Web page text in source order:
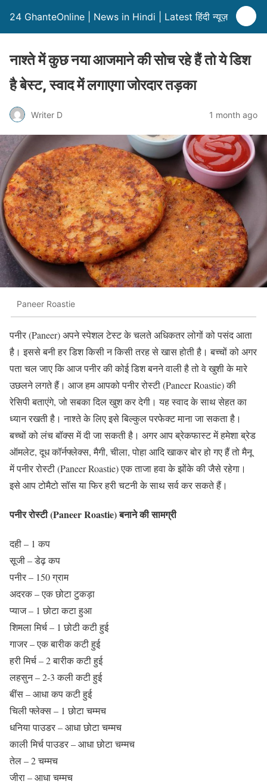
24 GhanteOnline | News in Hindi | Latest हिंदी न्यूज़
नाश्ते में कुछ नया आजमाने की सोच रहे हैं तो ये डिश
है बेस्ट, स्वाद में लगाएगा जोरदार तड़का
Writer D 1 month ago
Paneer Roastie
पनीर (Paneer) अपने स्पेशल टेस्ट के चलते अधिकतर लोगों को पसंद आता
है। इससे बनी हर डिश किसी न किसी तरह से खास होती है। बच्चों को अगर
पता चल जाए कि आज पनीर की कोई डिश बनने वाली है तो वे खुशी के मारे
उछलने लगते हैं। आज हम आपको पनीर रोस्टी (Paneer Roastie) की
रेसिपी बताएंगे, जो सबका दिल खुश कर देगी। यह स्वाद के साथ सेहत का
ध्यान रखती है। नाश्ते के लिए इसे बिल्कुल परफेक्ट माना जा सकता है।
बच्चों को लंच बॉक्स में दी जा सकती है। अगर आप ब्रेकफास्ट में हमेशा ब्रेड
ऑमलेट, दूध कॉर्नफ्लेक्स, मैगी, चीला, पोहा आदि खाकर बोर हो गए हैं तो मैनू
में पनीर रोस्टी (Paneer Roastie) एक ताजा हवा के झोंके की जैसे रहेगा।
इसे आप टोमैटो सॉस या फिर हरी चटनी के साथ सर्व कर सकते हैं।
पनीर रोस्टी (Paneer Roastie) बनाने की सामग्री
दही – 1 कप
सूजी – डेढ़ कप
पनीर – 150 ग्राम
अदरक – एक छोटा टुकड़ा
प्याज – 1 छोटा कटा हुआ
शिमला मिर्च – 1 छोटी कटी हुई
गाजर – एक बारीक कटी हुई
हरी मिर्च – 2 बारीक कटी हुई
लहसुन – 2-3 कली कटी हुई
बींस – आधा कप कटी हुई
चिली फ्लेक्स – 1 छोटा चम्मच
धनिया पाउडर – आधा छोटा चम्मच
काली मिर्च पाउडर – आधा छोटा चम्मच
तेल – 2 चम्मच
जीरा – आधा चम्मच